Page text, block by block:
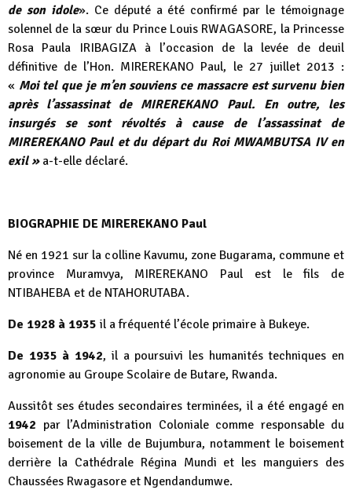
de son idole». Ce député a été confirmé par le témoignage
solennel de la sœur du Prince Louis RWAGASORE, la Princesse
Rosa Paula IRIBAGIZA à l’occasion de la levée de deuil
définitive de l’Hon. MIREREKANO Paul, le 27 juillet 2013 :
« Moi tel que je m’en souviens ce massacre est survenu bien
après l’assassinat de MIREREKANO Paul. En outre, les
insurgés se sont révoltés à cause de l’assassinat de
MIREREKANO Paul et du départ du Roi MWAMBUTSA IV en
exil » a-t-elle déclaré.
BIOGRAPHIE DE MIREREKANO Paul
Né en 1921 sur la colline Kavumu, zone Bugarama, commune et
province Muramvya, MIREREKANO Paul est le fils de
NTIBAHEBA et de NTAHORUTABA.
De 1928 à 1935 il a fréquenté l’école primaire à Bukeye.
De 1935 à 1942, il a poursuivi les humanités techniques en
agronomie au Groupe Scolaire de Butare, Rwanda.
Aussitôt ses études secondaires terminées, il a été engagé en
1942 par l’Administration Coloniale comme responsable du
boisement de la ville de Bujumbura, notamment le boisement
derrière la Cathédrale Régina Mundi et les manguiers des
Chaussées Rwagasore et Ngendandumwe.